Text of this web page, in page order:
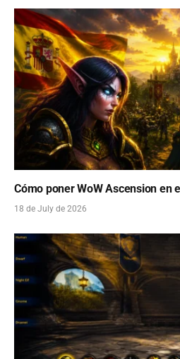
Cómo poner WoW Ascension en
18 de July de 2026